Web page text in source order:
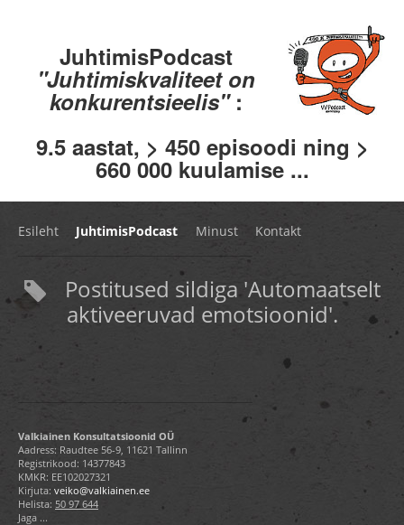
JuhtimisPodcast
"Juhtimiskvaliteet on
konkurentsieelis" :
9.5 aastat, > 450 episoodi ning >
660 000 kuulamise ...
Esileht JuhtimisPodcast Minust Kontakt
Postitused sildiga 'Automaatselt
aktiveeruvad emotsioonid'.
Valkiainen Konsultatsioonid OÜ
Aadress: Raudtee 56-9, 11621 Tallinn
Registrikood: 14377843
KMKR: EE102027321
Kirjuta: veiko@valkiainen.ee
Helista: 50 97 644
Jaga ...